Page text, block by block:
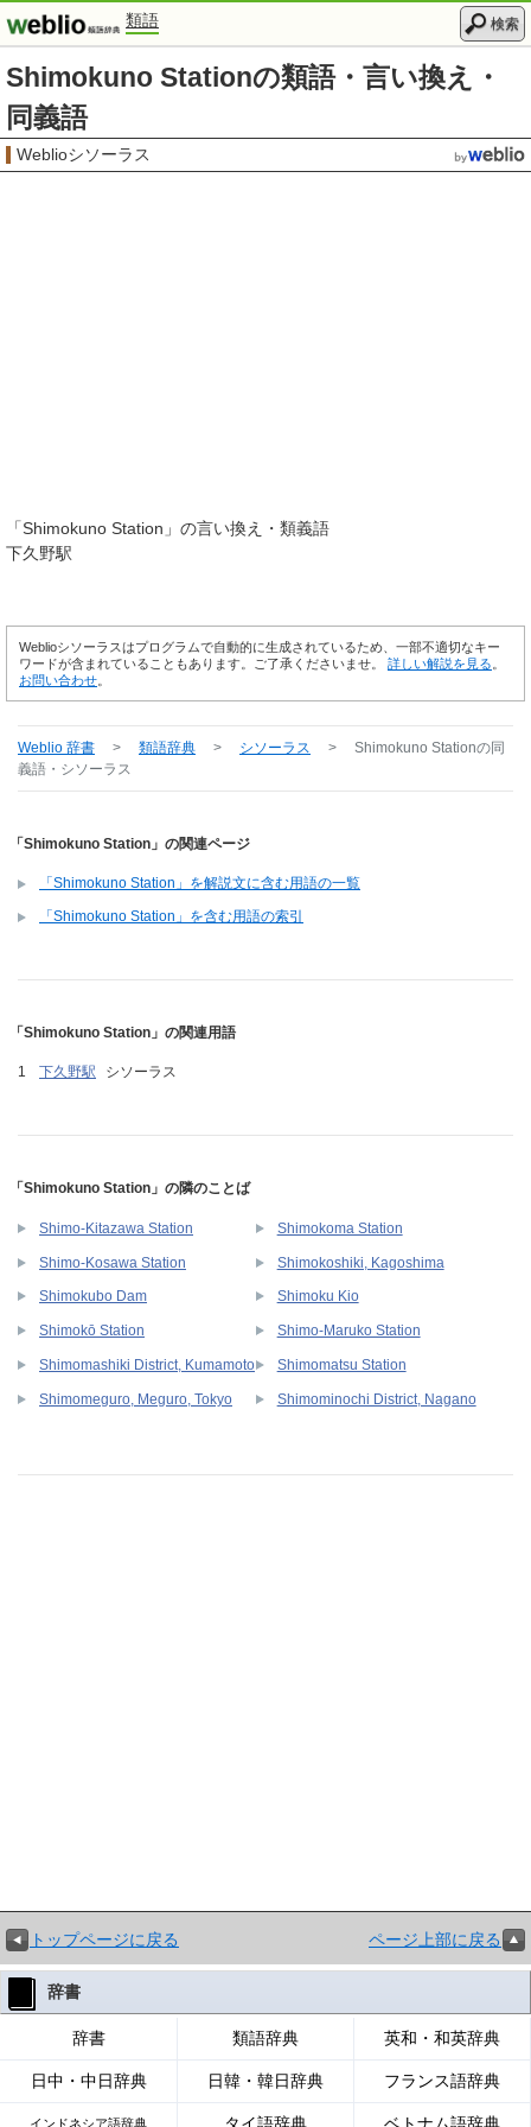
類語 検索
Shimokuno Stationの類語・言い換え・
同義語
Weblioシソーラス
「Shimokuno Station 」の言い換え・類義語
下久野駅
Weblioシソーラスはプログラムで自動的に生成されているため、一部不適切なキー
ワードが含まれていることもあります。ご了承くださいませ。 詳しい解説を見る
お問い合わせ
Weblio 辞書 > 類語辞典 > シソーラス > Shimokuno Stationの同
義語・シソーラス
「Shimokuno Station」の関連ページ
「Shimokuno Station」を解説文に含む用語の一覧
「Shimokuno Station」を含む用語の索引
「Shimokuno Station」の関連用語
下久野駅 シソーラス
「Shimokuno Station」の隣のことば
Shimo-Kitazawa Station Shimokoma Station
Shimo-Kosawa Station Shimokoshiki, Kagoshima
Shimokubo Dam Shimoku Kio
Shimokō Station Shimo-Maruko Station
Shimomashiki District, Kumamoto Shimomatsu Station
Shimomeguro, Meguro, Tokyo Shimominochi District, Nagano
トップページに戻る ページ上部に戻る
辞書
辞書 類語辞典 英和・和英辞典
日中・中日辞典 日韓・韓日辞典 フランス語辞典
インドネシア語辞典